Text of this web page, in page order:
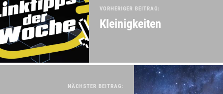
VORHERIGER BEITRAG:
Kleinigkeiten
NÄCHSTER BEITRAG: